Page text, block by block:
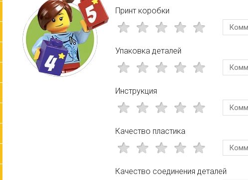
Принт коробки
Упаковка деталей
Инструкция
Качество пластика
Качество соединения деталей